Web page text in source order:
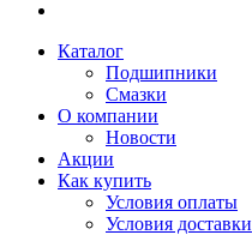
Каталог
Подшипники
Смазки
О компании
Новости
Акции
Как купить
Условия оплаты
Условия доставки